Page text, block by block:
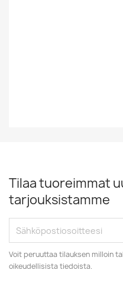
Tilaa tuoreimmat
tarjouksistamme
Voit peruuttaa tilauksen milloin
oikeudellisista tiedoista.